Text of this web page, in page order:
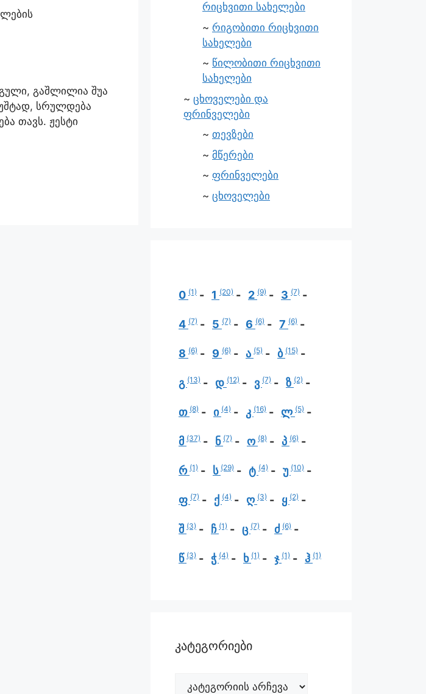
გაშლილია შუა
სრულდება
თავს. ჟესტი
რიცხვითი სახელები
რიგობითი რიცხვითი
სახელები
წილობითი რიცხვითი
სახელები
ცხოველები და
ფრინველები
თევზები
მწერები
ფრინველები
ცხოველები
0 (1) 1 (20) 2 (9) 3 (7)
4 (7) 5 (7) 6 (6) 7 (6)
8 (6) 9 (6) ა (5) ბ (15)
გ (13) დ (12) ვ (7) ზ (2)
თ (8) ი (4) კ (16) ლ (5)
მ (37) ნ (7) ო (8) პ (6)
რ (1) ს (29) ტ (4) უ (10)
ფ (7) ქ (4) ღ (3) ყ (2)
შ (3) ჩ (1) ც (7) ძ (6)
წ (3) ჭ (4) ხ (1) ჯ (1) ჰ (1)
კატეგორიები